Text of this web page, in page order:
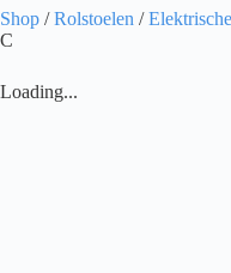
Shop /Rolstoelen /
C
Loading...